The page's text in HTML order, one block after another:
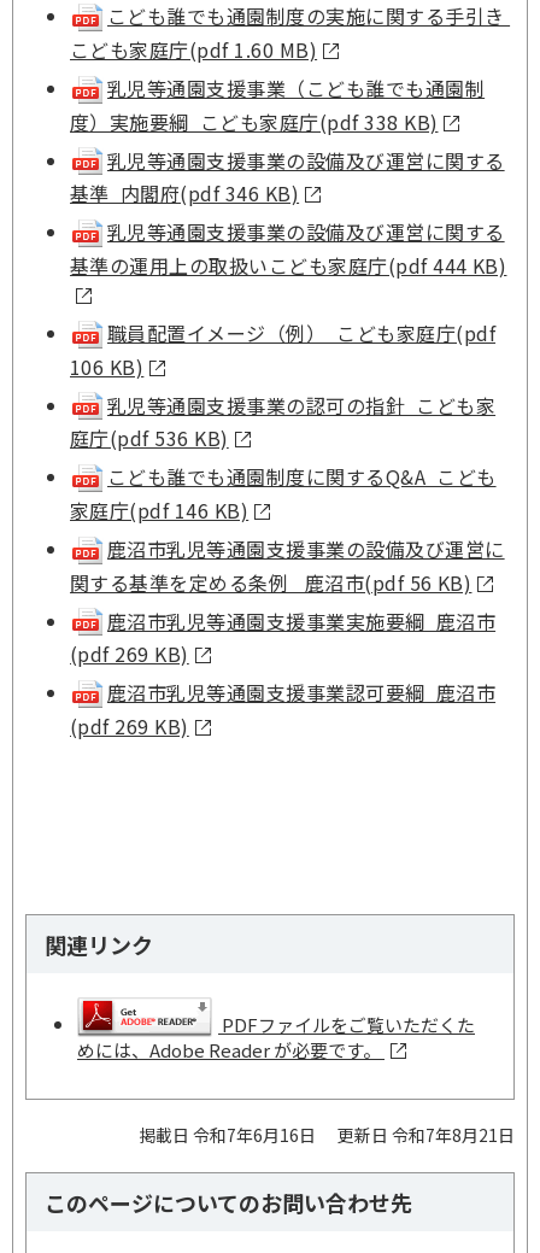
こども誰でも通園制度の実施に関する手引き
こども家庭庁(pdf 1.60 MB)
乳児等通園支援事業（こども誰でも通園制
度）実施要綱 こども家庭庁(pdf 338 KB)
乳児等通園支援事業の設備及び運営に関する
基準 内閣府(pdf 346 KB)
乳児等通園支援事業の設備及び運営に関する
基準の運用上の取扱いこども家庭庁(pdf 444 KB)
職員配置イメージ（例） こども家庭庁(pdf
106 KB)
乳児等通園支援事業の認可の指針 こども家
庭庁(pdf 536 KB)
こども誰でも通園制度に関するQ&A こども
家庭庁(pdf 146 KB)
鹿沼市乳児等通園支援事業の設備及び運営に
関する基準を定める条例 鹿沼市(pdf 56 KB)
鹿沼市乳児等通園支援事業実施要綱 鹿沼市
(pdf 269 KB)
鹿沼市乳児等通園支援事業認可要綱 鹿沼市
(pdf 269 KB)
関連リンク
PDFファイルをご覧いただくた
めには、Adobe Reader が必要です。
掲載日 令和7年6月16日 更新日 令和7年8月21日
このページについてのお問い合わせ先